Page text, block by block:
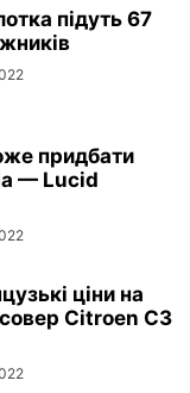
підуть 67
придбати
— Lucid
ціни на
Citroen C3